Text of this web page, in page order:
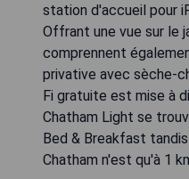
station d'accueil pour
Offrant une vue sur le
comprennent
privative avec sèche-
Fi gratuite est mise à
Chatham Light se
Bed & Breakfast
Chatham n'est qu'à 1